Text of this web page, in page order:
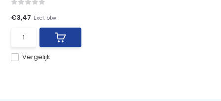
Vergelijk
€3,47 Excl. btw